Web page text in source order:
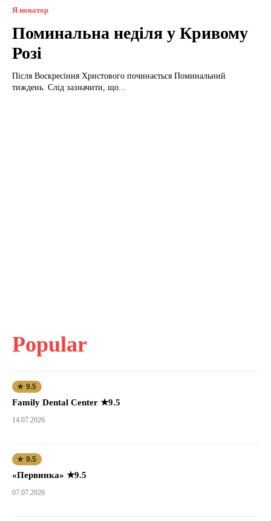
Я новатор
Поминальна неділя у Кривому
Розі
Після Воскресіння Христового починається Поминальний
тиждень. Слід зазначити, що...
Popular
★ 9.5
Family Dental Center ★9.5
14.07.2026
★ 9.5
«Первинка» ★9.5
07.07.2026